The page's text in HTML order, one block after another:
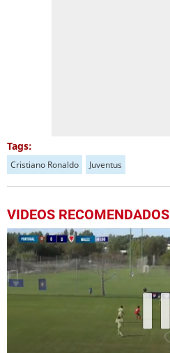
Tags:
Cristiano Ronaldo Juventus
VIDEOS RECOMENDADOS